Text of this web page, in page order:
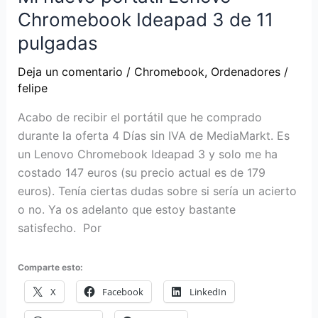
Chromebook Ideapad 3 de 11
pulgadas
Deja un comentario / Chromebook, Ordenadores/
felipe
Acabo de recibir el portátil que he comprado
durante la oferta 4 Días sin IVA de MediaMarkt. Es
un Lenovo Chromebook Ideapad 3 y solo me ha
costado 147 euros (su precio actual es de 179
euros). Tenía ciertas dudas sobre si sería un acierto
o no. Ya os adelanto que estoy bastante
satisfecho. Por
Comparte esto:
X Facebook LinkedIn